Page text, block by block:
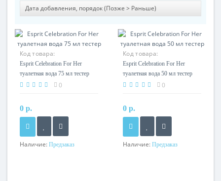
Код товара:
Esprit Celebration For Her
туалетная вода 75 мл тестер
0
0 р.
Наличие: Предзаказ
Код товара:
Esprit Celebration For Her
туалетная вода 50 мл тестер
0
0 р.
Наличие: Предзаказ